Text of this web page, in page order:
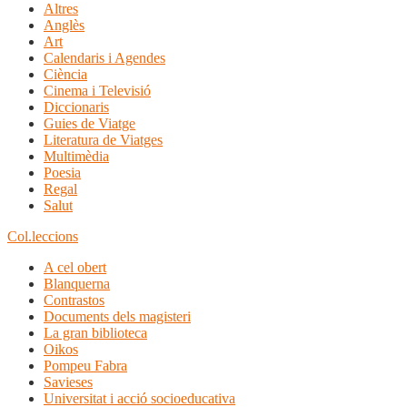
Altres
Anglès
Art
Calendaris i Agendes
Ciència
Cinema i Televisió
Diccionaris
Guies de Viatge
Literatura de Viatges
Multimèdia
Poesia
Regal
Salut
Col.leccions
A cel obert
Blanquerna
Contrastos
Documents dels magisteri
La gran biblioteca
Oikos
Pompeu Fabra
Savieses
Universitat i acció socioeducativa